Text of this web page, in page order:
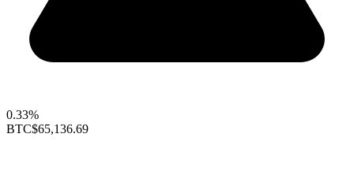
0.33%
BTC$65,136.69